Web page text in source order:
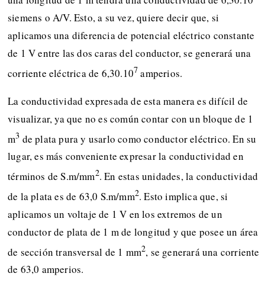
siemens o A/V. Esto, a su vez, quiere decir que, si
aplicamos una diferencia de potencial eléctrico constante
de 1 V entre las dos caras del conductor, se generará una
corriente eléctrica de 6,30.107 amperios.
La conductividad expresada de esta manera es difícil de
visualizar, ya que no es común contar con un bloque de 1
m3 de plata pura y usarlo como conductor eléctrico. En su
lugar, es más conveniente expresar la conductividad en
términos de S.m/mm2. En estas unidades, la conductividad
de la plata es de 63,0 S.m/mm2. Esto implica que, si
aplicamos un voltaje de 1 V en los extremos de un
conductor de plata de 1 m de longitud y que posee un área
de sección transversal de 1 mm2, se generará una corriente
de 63,0 amperios.